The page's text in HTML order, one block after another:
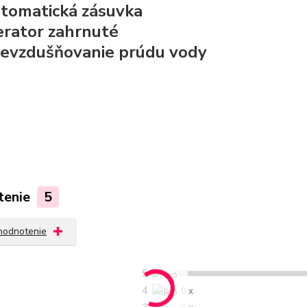
zásuvka
zahrnuté
prúdu vody
5
5
4
0 x